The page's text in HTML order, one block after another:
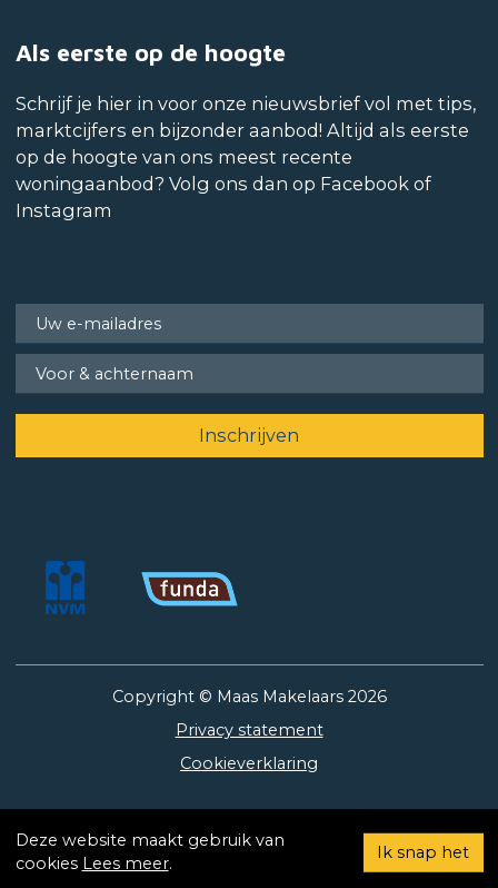
Deze website maakt gebruik van
cookies Lees meer.
Ik snap het
Gemiddelde 9,2 beoordelingen
Als eerste op de hoogte
Schrijf je hier in voor onze nieuwsbrief vol met tips,
marktcijfers en bijzonder aanbod! Altijd als eerste
op de hoogte van ons meest recente
woningaanbod? Volg ons dan op Facebook of
Instagram
Copyright © Maas Makelaars 2026
Privacy statement
Cookieverklaring